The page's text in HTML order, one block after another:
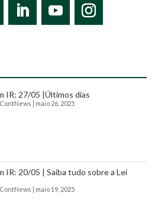
IR: 27/05 |Últimos dias
| maio 26, 2025
IR: 20/05 | Saiba tudo sobre a Lei
| maio 19, 2025